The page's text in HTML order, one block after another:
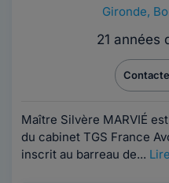
Gironde,
21 années
Maître Silvère MARVIÉ
du cabinet TGS France
inscrit au barreau de...